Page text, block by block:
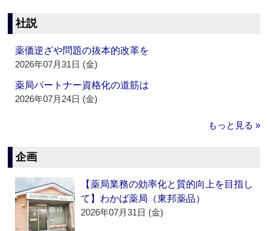
社説
薬価逆ざや問題の抜本的改革を
2026年07月31日 (金)
薬局パートナー資格化の道筋は
2026年07月24日 (金)
もっと見る »
企画
【薬局業務の効率化と質的向上を目指し
て】わかば薬局（東邦薬品）
2026年07月31日 (金)